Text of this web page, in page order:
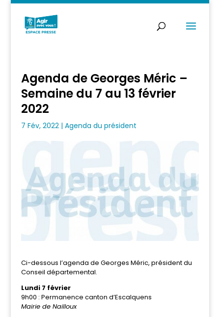
Agenda de Georges Méric –
Semaine du 7 au 13 février
2022
7 Fév, 2022| Agenda du président
Ci-dessous l’agenda de Georges Méric, président du
Conseil départemental.
Lundi 7 février
9h00 : Permanence canton d’Escalquens
Mairie de Nailloux